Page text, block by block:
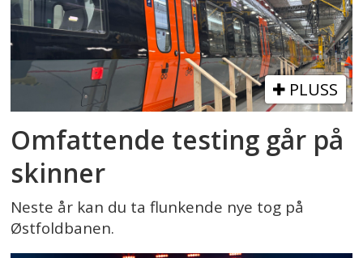
PLUSS
Omfattende testing går på
skinner
Neste år kan du ta flunkende nye tog på
Østfoldbanen.